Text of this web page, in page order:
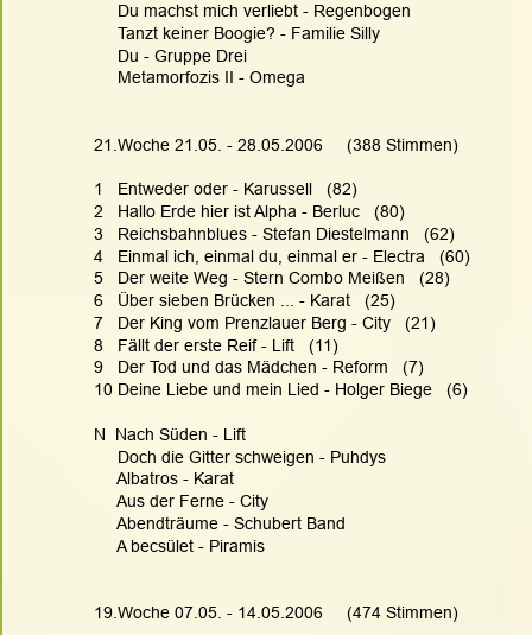
     Du machst mich verliebt - Regenbogen
     Tanzt keiner Boogie? - Familie Silly
     Du - Gruppe Drei
     Metamorfozis II - Omega
21.Woche 21.05. - 28.05.2006     (388 Stimmen)
1   Entweder oder - Karussell   (82)
2   Hallo Erde hier ist Alpha - Berluc   (80)
3   Reichsbahnblues - Stefan Diestelmann   (62)
4   Einmal ich, einmal du, einmal er - Electra   (60)
5   Der weite Weg - Stern Combo Meißen   (28)
6   Über sieben Brücken ... - Karat   (25)
7   Der King vom Prenzlauer Berg - City   (21)
8   Fällt der erste Reif - Lift   (11)
9   Der Tod und das Mädchen - Reform   (7)
10 Deine Liebe und mein Lied - Holger Biege   (6)
N  Nach Süden - Lift
     Doch die Gitter schweigen - Puhdys
     Albatros - Karat
     Aus der Ferne - City
     Abendträume - Schubert Band
     A becsület - Piramis
19.Woche 07.05. - 14.05.2006     (474 Stimmen)